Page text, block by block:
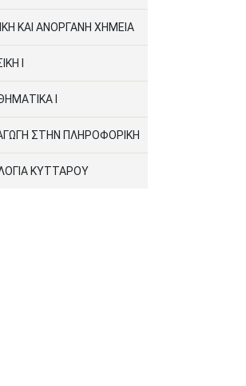
ΚΑΙ ΑΝΟΡΓΑΝΗ ΧΗΜΕΙΑ
Ι
Ι
ΣΤΗΝ ΠΛΗΡΟΦΟΡΙΚΗ
ΚΥΤΤΑΡΟΥ